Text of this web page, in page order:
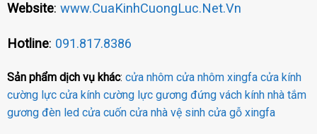
Website: www.CuaKinhCuongLuc.Net.Vn
Hotline: 091.817.8386
Sản phẩm dịch vụ khác: cửa nhôm cửa nhôm xingfa cửa kính
cường lực cửa kính cường lực gương đứng vách kính nhà tắm
gương đèn led cửa cuốn cửa nhà vệ sinh cửa gỗ xingfa